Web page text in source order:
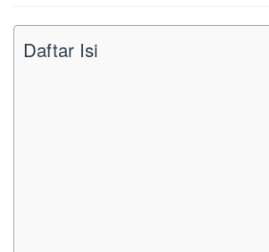
Daftar Isi